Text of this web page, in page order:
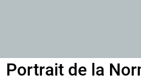
Portrait de la